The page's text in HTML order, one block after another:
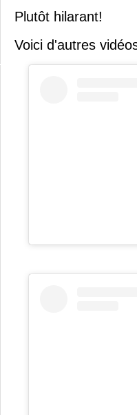
Plutôt hilarant!
Voici d'autres